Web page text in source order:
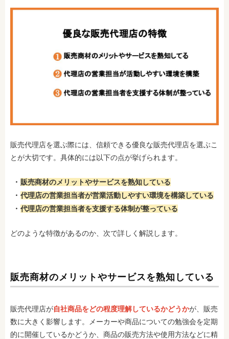
販売代理店を選ぶ際には、信頼できる優良な販売代理店を選ぶこ
とが大切です。具体的には以下の点が挙げられます。
販売商材のメリットやサービスを熟知している
代理店の営業担当者が営業活動しやすい環境を構築している
代理店の営業担当者を支援する体制が整っている
どのような特徴があるのか、次で詳しく解説します。
販売商材のメリットやサービスを熟知している
販売代理店が自社商品をどの程度理解しているかどうかが、販売
数に大きく影響します。メーカーや商品についての勉強会を定期
的に開催しているかどうか、商品の販売方法や使用方法などに精